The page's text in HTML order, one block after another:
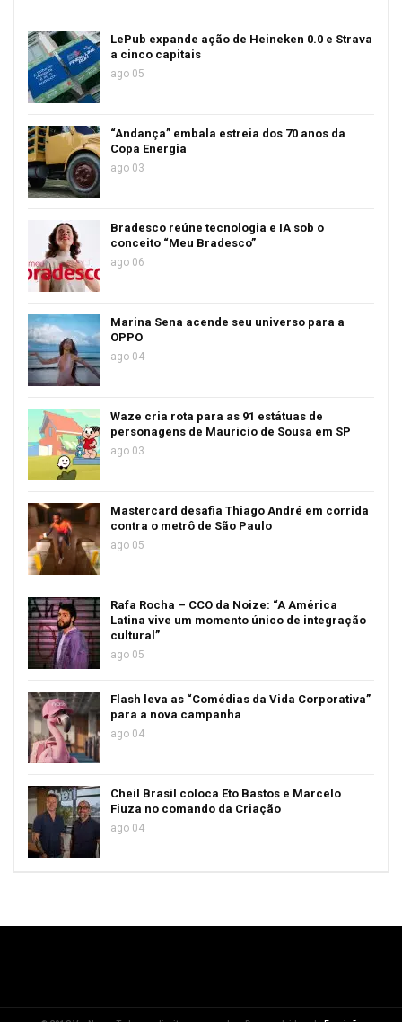
LePub expande ação de Heineken 0.0 e Strava
a cinco capitais
ago 05
“Andança” embala estreia dos 70 anos da
Copa Energia
ago 03
Bradesco reúne tecnologia e IA sob o
conceito “Meu Bradesco”
ago 06
Marina Sena acende seu universo para a
OPPO
ago 04
Waze cria rota para as 91 estátuas de
personagens de Mauricio de Sousa em SP
ago 03
Mastercard desafia Thiago André em corrida
contra o metrô de São Paulo
ago 05
Rafa Rocha – CCO da Noize: “A América
Latina vive um momento único de integração
cultural”
ago 05
Flash leva as “Comédias da Vida Corporativa”
para a nova campanha
ago 04
Cheil Brasil coloca Eto Bastos e Marcelo
Fiuza no comando da Criação
ago 04